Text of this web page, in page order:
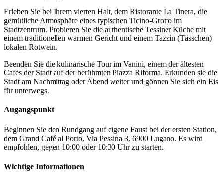
Erleben Sie bei Ihrem vierten Halt, dem Ristorante La Tinera, die
gemütliche Atmosphäre eines typischen Ticino-Grotto im
Stadtzentrum. Probieren Sie die authentische Tessiner Küche mit
einem traditionellen warmen Gericht und einem Tazzin (Tässchen)
lokalen Rotwein.
Beenden Sie die kulinarische Tour im Vanini, einem der ältesten
Cafés der Stadt auf der berühmten Piazza Riforma. Erkunden sie die
Stadt am Nachmittag oder Abend weiter und gönnen Sie sich ein Eis
für unterwegs.
Augangspunkt
Beginnen Sie den Rundgang auf eigene Faust bei der ersten Station,
dem Grand Café al Porto, Via Pessina 3, 6900 Lugano. Es wird
empfohlen, gegen 10:00 oder 10:30 Uhr zu starten.
Wichtige Informationen